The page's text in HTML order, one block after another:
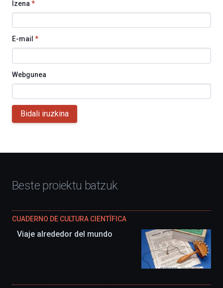
Izena *
E-mail *
Webgunea
Bidali iruzkina
Beste proiektu batzuk
CUADERNO DE CULTURA CIENTÍFICA
Viaje alrededor del mundo